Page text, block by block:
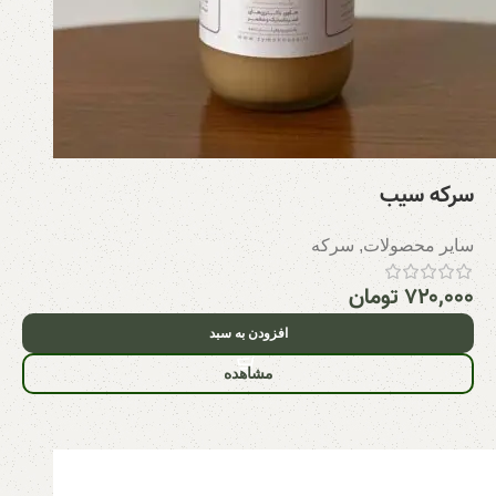
سرکه سیب
سایر محصولات,سرکه
۷۲۰,۰۰۰تومان
افزودن به سبد
مشاهده